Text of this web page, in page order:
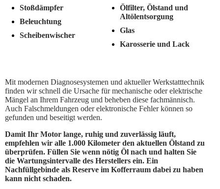
Stoßdämpfer
Beleuchtung
Scheibenwischer
Ölfilter, Ölstand und
Altölentsorgung
Glas
Karosserie und Lack
Mit modernen Diagnosesystemen und aktueller Werkstatttechnik
finden wir schnell die Ursache für mechanische oder elektrische
Mängel an Ihrem Fahrzeug und beheben diese fachmännisch.
Auch Falschmeldungen oder elektronische Fehler können so
gefunden und beseitigt werden.
Damit Ihr Motor lange, ruhig und zuverlässig läuft,
empfehlen wir alle 1.000 Kilometer den aktuellen Ölstand zu
überprüfen. Füllen Sie wenn nötig Öl nach und halten Sie
die Wartungsintervalle des Herstellers ein. Ein
Nachfüllgebinde als Reserve im Kofferraum dabei zu haben
kann nicht schaden.